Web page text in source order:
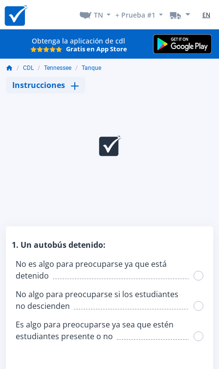
TN + Prueba #1 EN
Obtenga la aplicación de cdl
Gratis en App Store
CDL Tennessee Tanque
Instrucciones
1. Un autobús detenido:
No es algo para preocuparse ya que está
detenido
No algo para preocuparse si los estudiantes
no descienden
Es algo para preocuparse ya sea que estén
estudiantes presente o no